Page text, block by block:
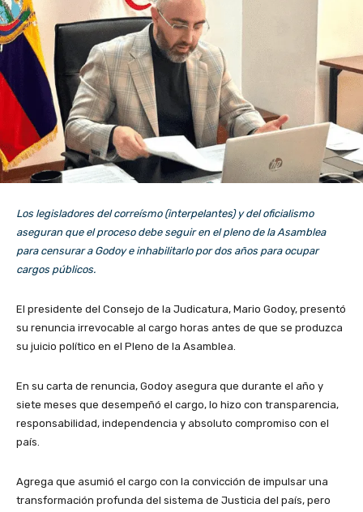
Los legisladores del correísmo (interpelantes) y del oficialismo
aseguran que el proceso debe seguir en el pleno de la Asamblea
para censurar a Godoy e inhabilitarlo por dos años para ocupar
cargos públicos.
El presidente del Consejo de la Judicatura, Mario Godoy, presentó
su renuncia irrevocable al cargo horas antes de que se produzca
su juicio político en el Pleno de la Asamblea.
En su carta de renuncia, Godoy asegura que durante el año y
siete meses que desempeñó el cargo, lo hizo con transparencia,
responsabilidad, independencia y absoluto compromiso con el
país.
Agrega que asumió el cargo con la convicción de impulsar una
transformación profunda del sistema de Justicia del país, pero